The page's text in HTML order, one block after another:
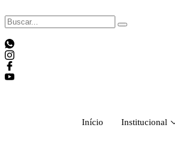
to
content
Início Institucional